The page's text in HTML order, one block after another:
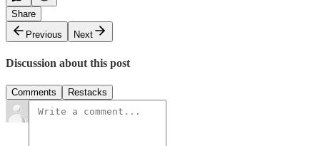
Share
Previous
Next
Discussion about this post
Comments Restacks